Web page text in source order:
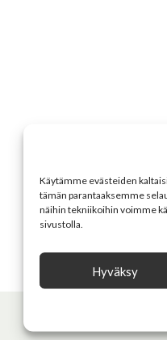
Käytämme evästeiden
tämän parantaaksemme
näihin tekniikoihin voimme
sivustolla.
Hyväksy